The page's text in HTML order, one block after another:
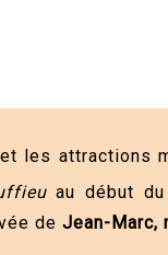
les attractions
au début du
deJean-Marc,